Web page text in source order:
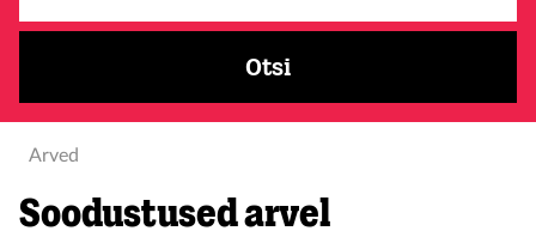
Otsi
Arved
Soodustused arvel